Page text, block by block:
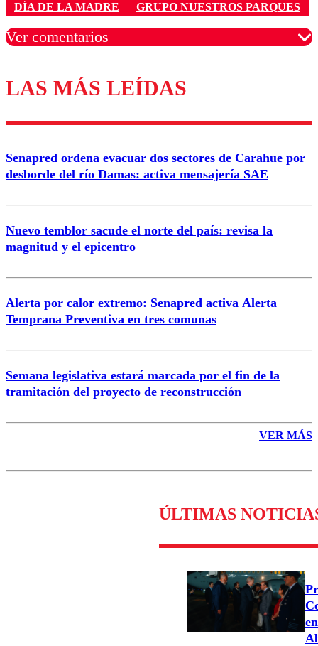
DÍA DE LA MADRE GRUPO NUESTROS PARQUES
Ver comentarios
Los comentarios son moderados para garantizar un
diálogo respetuoso.
Nombre
Correo
LAS MÁS LEÍDAS
Senapred ordena evacuar dos sectores de Carahue por
desborde del río Damas: activa mensajería SAE
Nuevo temblor sacude el norte del país: revisa la
magnitud y el epicentro
Alerta por calor extremo: Senapred activa Alerta
Temprana Preventiva en tres comunas
Semana legislativa estará marcada por el fin de la
tramitación del proyecto de reconstrucción
VER MÁS
ÚLTIMAS